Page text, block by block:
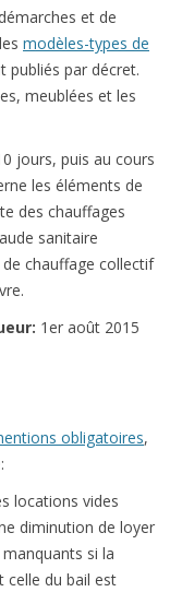
et de
modèles-types de
publiés par décret.
meublées et les
jours, puis au cours
les éléments de
des chauffages
sanitaire
chauffage collectif
1er août 2015
obligatoires,
locations vides
diminution de loyer
si la
celle du bail est